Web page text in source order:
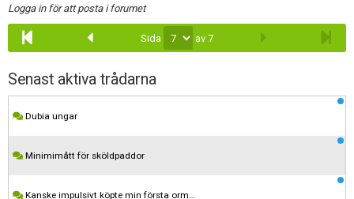
Logga in för att posta i forumet
Sida av 7
Senast aktiva trådarna
Dubia ungar
Minimimått för sköldpaddor
Kanske impulsivt köpte min första orm…